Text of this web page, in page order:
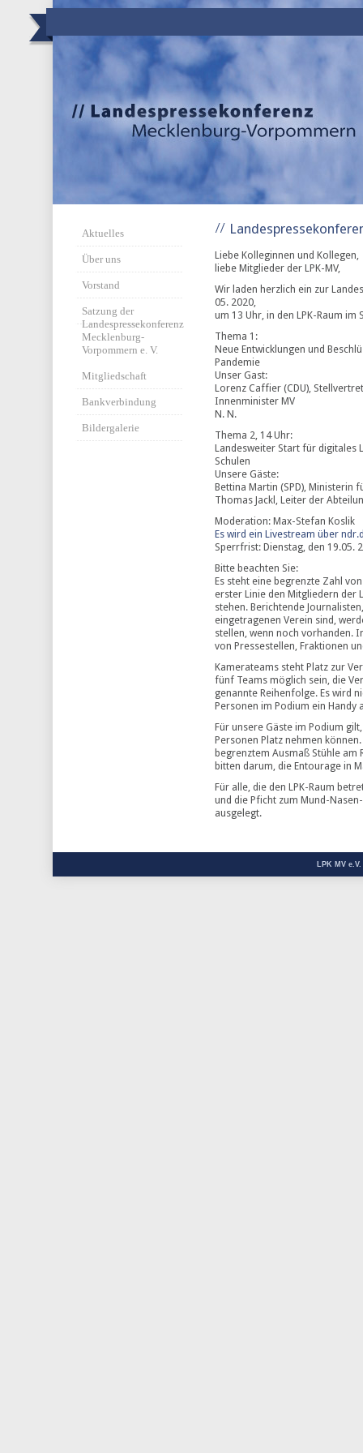
Aktuelles
Über uns
Vorstand
Satzung der
Landespressekonferenz
Mecklenburg-
Vorpommern e. V.
Mitgliedschaft
Bankverbindung
Bildergalerie
Liebe Kolleginnen und Kollegen,
liebe Mitglieder der LPK-MV,
Wir laden herzlich ein zur
05. 2020,
um 13 Uhr, in den LPK-Raum im
Thema 1:
Neue Entwicklungen und
Pandemie
Unser Gast:
Lorenz Caffier (CDU),
Innenminister MV
N. N.
Thema 2, 14 Uhr:
Landesweiter Start für digitales
Schulen
Unsere Gäste:
Bettina Martin (SPD), Ministerin
Thomas Jackl, Leiter der
Moderation: Max-Stefan Koslik
Es wird ein Livestream über
Sperrfrist: Dienstag, den 19.05.
Bitte beachten Sie:
Es steht eine begrenzte Zahl
erster Linie den Mitgliedern der
stehen. Berichtende
eingetragenen Verein sind,
stellen, wenn noch vorhanden.
von Pressestellen, Fraktionen
Kamerateams steht Platz zur
fünf Teams möglich sein, die
genannte Reihenfolge. Es wird
Personen im Podium ein Handy
Für unsere Gäste im Podium
Personen Platz nehmen
begrenztem Ausmaß Stühle am
bitten darum, die Entourage in
Für alle, die den LPK-Raum
und die Pficht zum Mund-
ausgelegt.
LPK MV e.V.